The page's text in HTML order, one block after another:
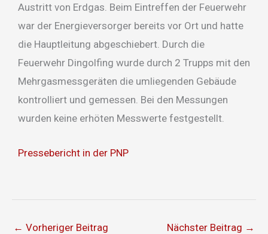
Austritt von Erdgas. Beim Eintreffen der Feuerwehr
war der Energieversorger bereits vor Ort und hatte
die Hauptleitung abgeschiebert. Durch die
Feuerwehr Dingolfing wurde durch 2 Trupps mit den
Mehrgasmessgeräten die umliegenden Gebäude
kontrolliert und gemessen. Bei den Messungen
wurden keine erhöten Messwerte festgestellt.
Pressebericht in der PNP
← Vorheriger Beitrag Nächster Beitrag →